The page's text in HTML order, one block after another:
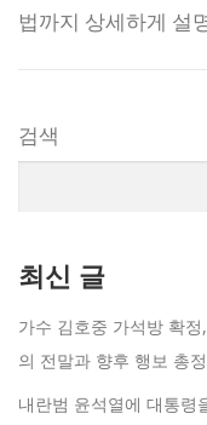
법까지 상세하게 설
검색
최신 글
가수 김호중 가석방 확
의 전말과 향후 행보 총
내란범 윤석열에 대통령